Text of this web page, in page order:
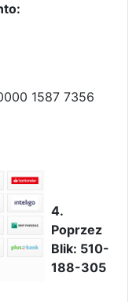
1587 7356
4.
Poprzez
Blik: 510-
188-305